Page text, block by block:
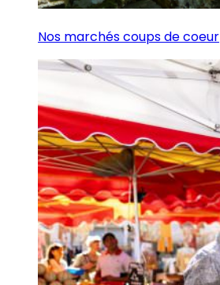
Nos marchés coups de coeur